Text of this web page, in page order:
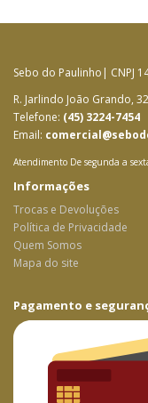
Sebo do Paulinho| CNPJ
R. Jarlindo João Grando,
Telefone: (45) 3224-7454
Email:
Atendimento De segunda a
Informações
Trocas e Devoluções
Política de Privacidade
Quem Somos
Mapa do site
Pagamento e